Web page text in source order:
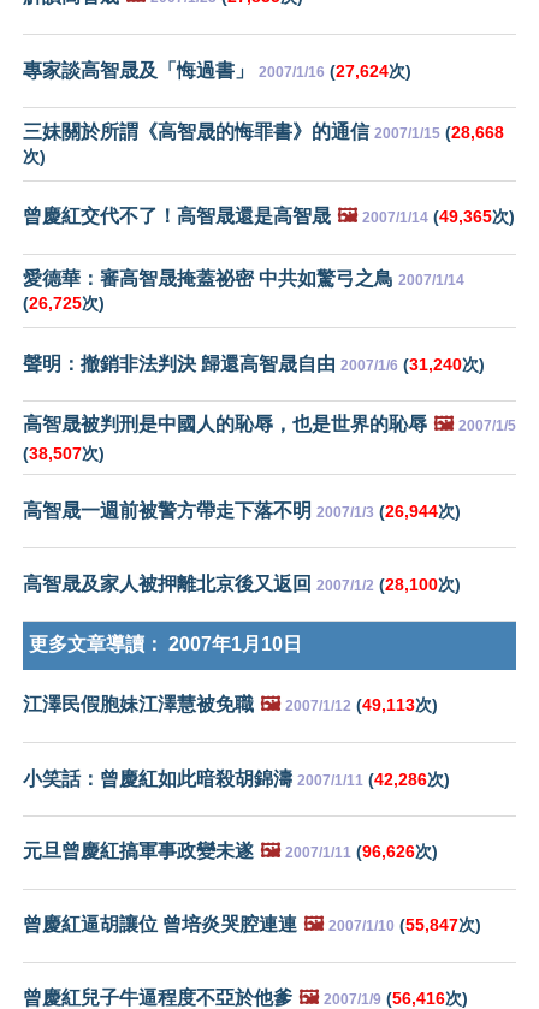
專家談高智晟及「悔過書」 2007/1/16 (27,624次)
三妹關於所謂《高智晟的悔罪書》的通信 2007/1/15 (28,668
次)
曾慶紅交代不了！高智晟還是高智晟 🖼️ 2007/1/14 (49,365次)
愛德華：審高智晟掩蓋祕密 中共如驚弓之鳥 2007/1/14
(26,725次)
聲明：撤銷非法判決 歸還高智晟自由 2007/1/6 (31,240次)
高智晟被判刑是中國人的恥辱，也是世界的恥辱 🖼️ 2007/1/5
(38,507次)
高智晟一週前被警方帶走下落不明 2007/1/3 (26,944次)
高智晟及家人被押離北京後又返回 2007/1/2 (28,100次)
更多文章導讀： 2007年1月10日
江澤民假胞妹江澤慧被免職 🖼️ 2007/1/12 (49,113次)
小笑話：曾慶紅如此暗殺胡錦濤 2007/1/11 (42,286次)
元旦曾慶紅搞軍事政變未遂 🖼️ 2007/1/11 (96,626次)
曾慶紅逼胡讓位 曾培炎哭腔連連 🖼️ 2007/1/10 (55,847次)
曾慶紅兒子牛逼程度不亞於他爹 🖼️ 2007/1/9 (56,416次)